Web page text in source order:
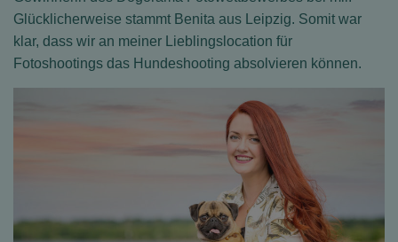
Glücklicherweise stammt Benita aus Leipzig. Somit war
klar, dass wir an meiner Lieblingslocation für
Fotoshootings das Hundeshooting absolvieren können.